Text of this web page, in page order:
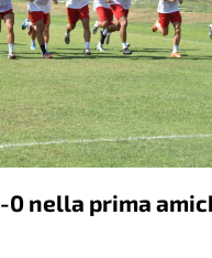
0 nella prima